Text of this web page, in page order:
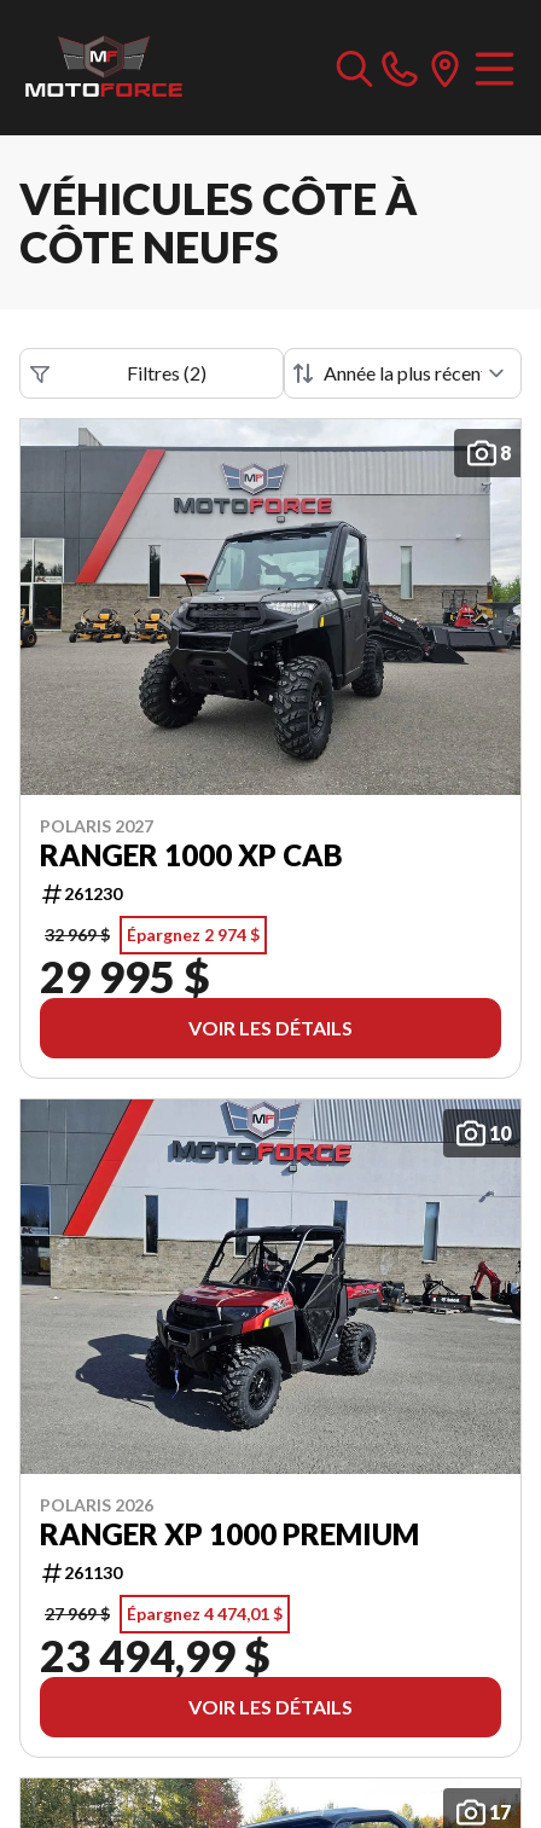
VÉHICULES CÔTE À
CÔTE NEUFS
Filtres (2)
8
POLARIS 2027
RANGER 1000 XP CAB
261230
32 969 $
Épargnez 2 974 $
29 995 $
VOIR LES DÉTAILS
10
POLARIS 2026
RANGER XP 1000 PREMIUM
261130
27 969 $
Épargnez 4 474,01 $
23 494,99 $
VOIR LES DÉTAILS
17